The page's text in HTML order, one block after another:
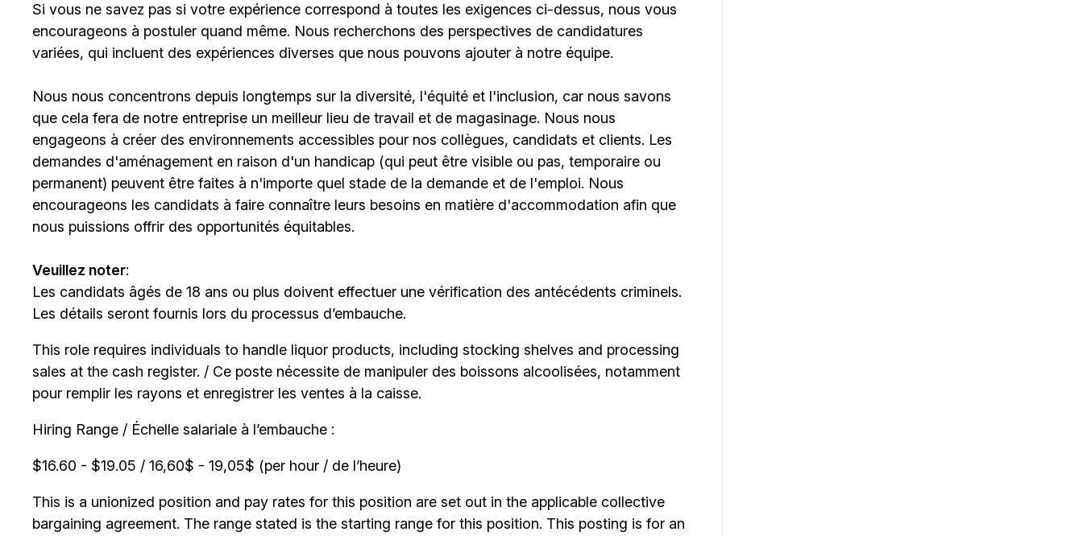
Si vous ne savez pas si votre expérience correspond à toutes les exigences ci-dessus, nous vous
encourageons à postuler quand même. Nous recherchons des perspectives de candidatures
variées, qui incluent des expériences diverses que nous pouvons ajouter à notre équipe.
Nous nous concentrons depuis longtemps sur la diversité, l'équité et l'inclusion, car nous savons
que cela fera de notre entreprise un meilleur lieu de travail et de magasinage. Nous nous
engageons à créer des environnements accessibles pour nos collègues, candidats et clients. Les
demandes d'aménagement en raison d'un handicap (qui peut être visible ou pas, temporaire ou
permanent) peuvent être faites à n'importe quel stade de la demande et de l'emploi. Nous
encourageons les candidats à faire connaître leurs besoins en matière d'accommodation afin que
nous puissions offrir des opportunités équitables.
Veuillez noter:
Les candidats âgés de 18 ans ou plus doivent effectuer une vérification des antécédents criminels.
Les détails seront fournis lors du processus d’embauche.
This role requires individuals to handle liquor products, including stocking shelves and processing
sales at the cash register. / Ce poste nécessite de manipuler des boissons alcoolisées, notamment
pour remplir les rayons et enregistrer les ventes à la caisse.
Hiring Range / Échelle salariale à l’embauche :
$16.60 - $19.05 / 16,60$ - 19,05$ (per hour / de l’heure)
This is a unionized position and pay rates for this position are set out in the applicable collective
bargaining agreement. The range stated is the starting range for this position. This posting is for an